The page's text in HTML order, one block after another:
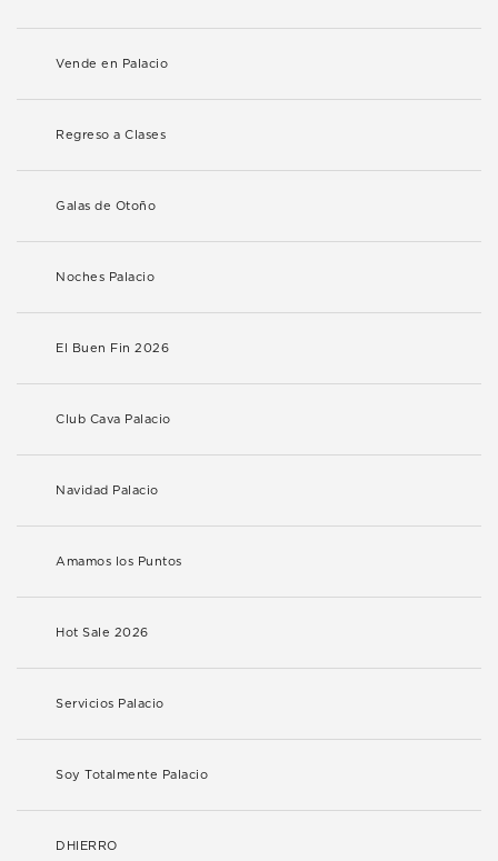
Vende en Palacio
Regreso a Clases
Galas de Otoño
Noches Palacio
El Buen Fin 2026
Club Cava Palacio
Navidad Palacio
Amamos los Puntos
Hot Sale 2026
Servicios Palacio
Soy Totalmente Palacio
DHIERRO